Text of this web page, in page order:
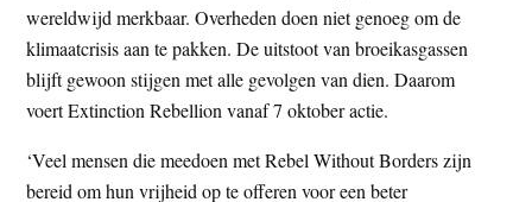
wereldwijd merkbaar. Overheden doen niet genoeg om de
klimaatcrisis aan te pakken. De uitstoot van broeikasgassen
blijft gewoon stijgen met alle gevolgen van dien. Daarom
voert Extinction Rebellion vanaf 7 oktober actie.
‘Veel mensen die meedoen met Rebel Without Borders zijn
bereid om hun vrijheid op te offeren voor een beter